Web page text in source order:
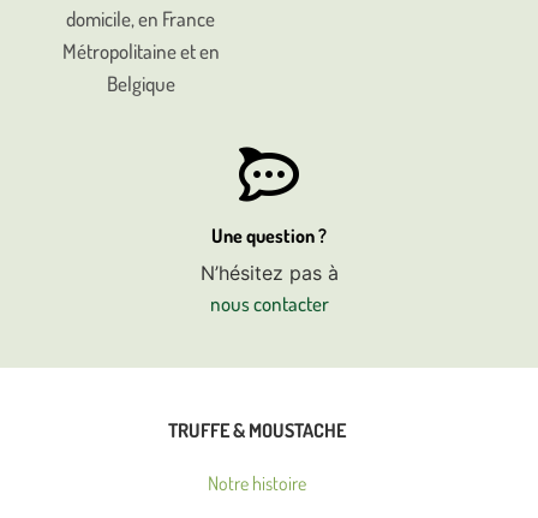
domicile, en France
Métropolitaine et en
Belgique
Une question ?
N’hésitez pas à
nous contacter
TRUFFE & MOUSTACHE
Notre histoire